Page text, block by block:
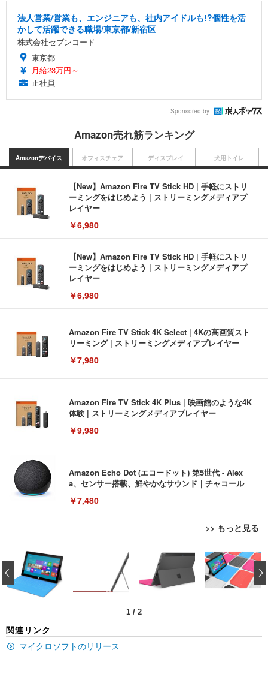
法人営業/営業も、エンジニアも、社内アイドルも!?個性を活
かして活躍できる職場/東京都/新宿区
株式会社セブンコード
東京都
月給23万円～
正社員
Sponsored by
Amazon売れ筋ランキング
Amazonデバイス
【New】Amazon Fire TV Stick HD | 手軽にストリ
ーミングをはじめよう | ストリーミングメディアプ
レイヤー
￥6,980
【New】Amazon Fire TV Stick HD | 手軽にストリ
ーミングをはじめよう | ストリーミングメディアプ
レイヤー
￥6,980
Amazon Fire TV Stick 4K Select | 4Kの高画質スト
リーミング | ストリーミングメディアプレイヤー
￥7,980
Amazon Fire TV Stick 4K Plus | 映画館のような4K
体験 | ストリーミングメディアプレイヤー
￥9,980
Amazon Echo Dot (エコードット) 第5世代 - Alex
a、センサー搭載、鮮やかなサウンド｜チャコール
￥7,480
>> もっと見る
オフィスチェア
[EdoErgo] オフィスチェア 椅子 テレワーク 疲れな
い 跳ね上げ式アームレスト コンパクト 約105度ロッ
キング pc 事務椅子 360度回転 座面昇降 強化ナイロ
ン樹脂ベース 通気性メッシュ 在宅ワーク H-WY01
(黒網+黒枠+黒足)
￥5,699
ュチェア 人間工学 疲れない ブラック
ディスプレイ
EIZO ビジネス向けプレミアムモニター | FlexScan
EV3240X-WT | 31.5型4K UHD・USB Type-C・ホワ
￥105,595
イト
犬用トイレ
Amazonベーシック ペットシーツ 薄型 レギュラー 1
回使い捨て 無香料 ホワイト 300枚
x2袋(84枚) ホワイト(吸収面:ライトブルー)
1 / 2
‹
関連リンク
マイクロソフトのリリース